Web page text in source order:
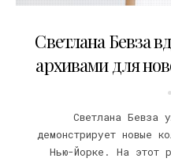
Светлана Бевза
архивами для
Светлана Бевза
демонстрирует новые
Нью-Йорке. На этот